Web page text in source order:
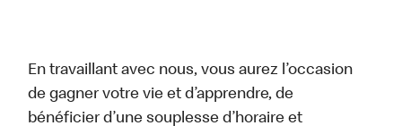
En travaillant avec nous, vous aurez l’occasion
de gagner votre vie et d’apprendre, de
bénéficier d’une souplesse d’horaire et